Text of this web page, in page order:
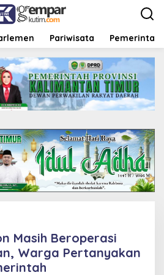
Pariwisata
Masih Beroperasi
Warga Pertanyakan